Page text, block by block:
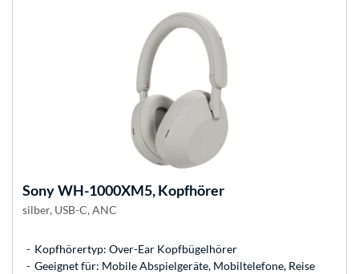
SonyWH-1000XM5, Kopfhörer
silber, USB-C, ANC
Kopfhörertyp: Over-Ear Kopfbügelhörer
Geeignet für: Mobile Abspielgeräte, Mobiltelefone, Reise